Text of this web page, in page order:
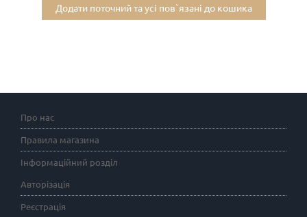
Додати поточний та усі пов`язані до кошика
Про нас
Правила магазина
Інформаційний розділ
Авторізація
Реєстрація